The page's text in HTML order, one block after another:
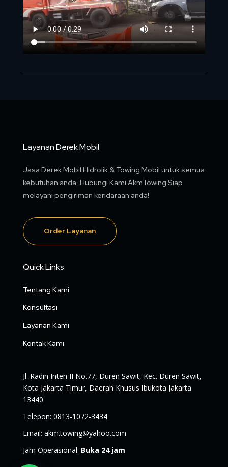
Layanan Derek Mobil
Jasa Derek Mobil Hidrolik & Towing Mobil untuk semua
kebutuhan anda, Hubungi Kami AkmTowing Siap
melayani pengiriman kendaraan anda!
Order Layanan
Quick Links
Tentang Kami
Konsultasi
Layanan Kami
Kontak Kami
Jl. Radin Inten II No.77, Duren Sawit, Kec. Duren Sawit,
Kota Jakarta Timur, Daerah Khusus Ibukota Jakarta
13440
Telepon: 0813-1072-3434
Email: akm.towing@yahoo.com
Jam Operasional: Buka 24 jam